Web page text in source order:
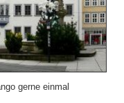
gerne einmal